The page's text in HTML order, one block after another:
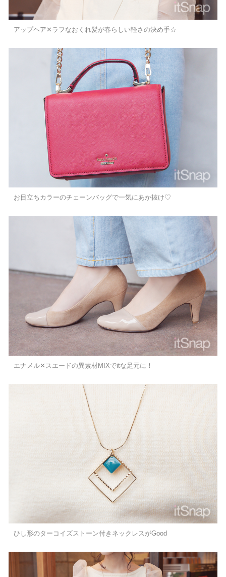
アップヘア✕ラフなおくれ髪が春らしい軽さの決め手☆
お目立ちカラーのチェーンバッグで一気にあか抜け♡
エナメル✕スエードの異素材MIXでitな足元に！
ひし形のターコイズストーン付きネックレスがGood